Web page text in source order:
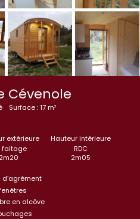
Cévenole
Surface : 17 m²
extérieure
faitage
2m20
Hauteur intérieure
RDC
2m05
d’agrément
en alcôve